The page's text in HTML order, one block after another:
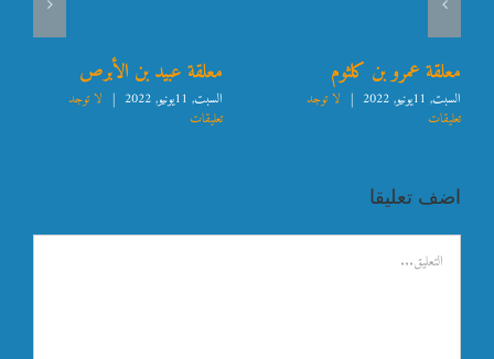
معلقة عمرو بن كلثوم
السبت, 11يونيو, 2022 | لا توجد
تعليقات
معلقة عبيد بن الأبرص
السبت, 11يونيو, 2022 | لا توجد
تعليقات
اضف تعليقا
تعليق